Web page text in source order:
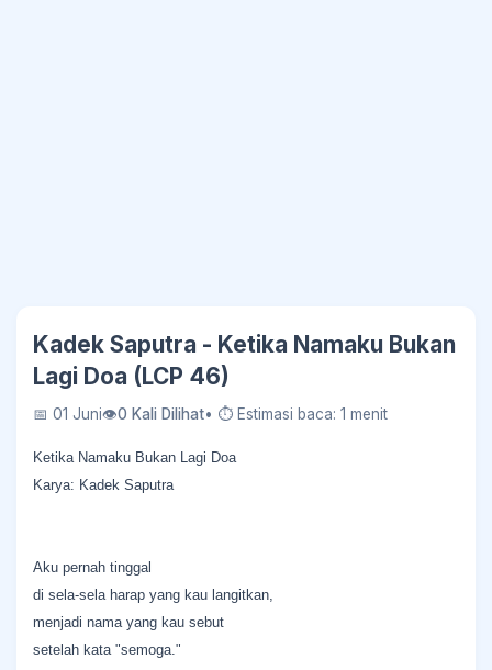
Kadek Saputra - Ketika Namaku Bukan
Lagi Doa (LCP 46)
📅 01 Juni👁0 Kali Dilihat• ⏱ Estimasi baca: 1 menit
Ketika Namaku Bukan Lagi Doa
Karya: Kadek Saputra
Aku pernah tinggal
di sela-sela harap yang kau langitkan,
menjadi nama yang kau sebut
setelah kata "semoga."